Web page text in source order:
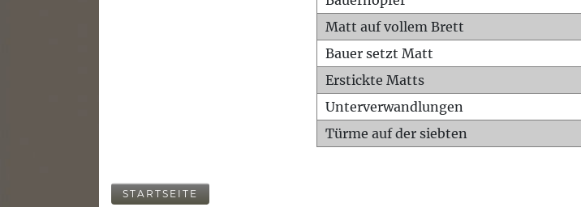
Matt auf vollem Brett
Bauer setzt Matt
Erstickte Matts
Unterverwandlungen
Türme auf der siebten
STARTSEITE